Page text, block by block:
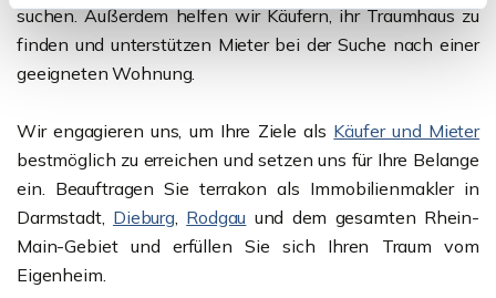
suchen. Außerdem helfen wir Käufern, ihr Traumhaus zu
finden und unterstützen Mieter bei der Suche nach einer
geeigneten Wohnung.
Wir engagieren uns, um Ihre Ziele als Käufer und Mieter
bestmöglich zu erreichen und setzen uns für Ihre Belange
ein. Beauftragen Sie terrakon als Immobilienmakler in
Darmstadt, Dieburg, Rodgau und dem gesamten Rhein-
Main-Gebiet und erfüllen Sie sich Ihren Traum vom
Eigenheim.